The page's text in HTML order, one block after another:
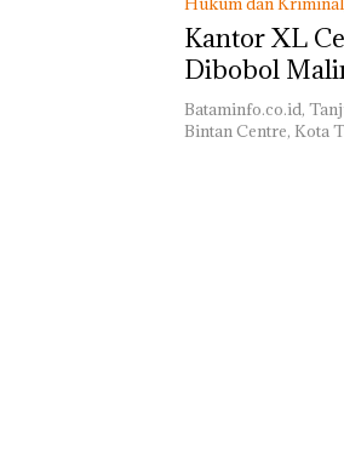
WIB
Kantor XL
Dibobol
Uang Raib
Bataminfo.co.id,
Bintan Centre, Kota